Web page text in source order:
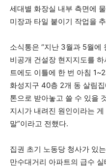
세대별 화장실 내부 측면에
미장과 타일 붙이기 작업을
소식통은 “지난 3월과 5월에
비공개 건설장 현지지도를
트에도 이틀에 한 번 아침
화성지구 40층 2개 동 살림
톤으로 받아놓고 쓸 수 있을
지시가 내려진 원인이라는
말”이라고 전했다.
집권 초기 노동당 청사가 있
만수대거리 아파트의 급수